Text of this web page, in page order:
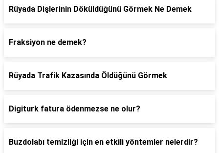
Rüyada Dişlerinin Döküldüğünü Görmek Ne Demek
Fraksiyon ne demek?
Rüyada Trafik Kazasında Öldüğünü Görmek
Digiturk fatura ödenmezse ne olur?
Buzdolabı temizliği için en etkili yöntemler nelerdir?